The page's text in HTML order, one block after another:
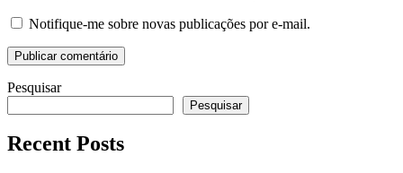
Notifique-me sobre novas publicações por e-mail.
Pesquisar
Pesquisar
Recent Posts